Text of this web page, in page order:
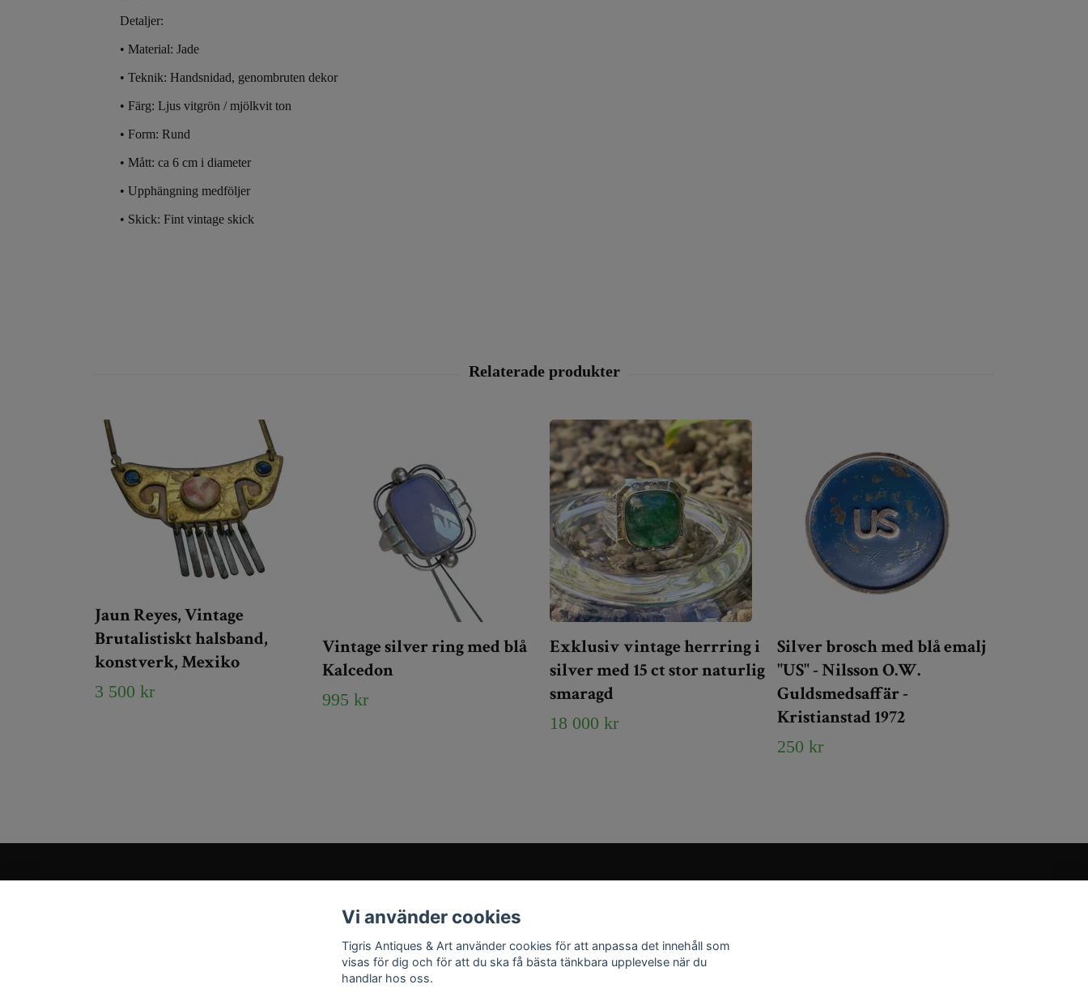
Detaljer:
• Material: Jade
• Teknik: Handsnidad, genombruten dekor
• Färg: Ljus vitgrön / mjölkvit ton
• Form: Rund
• Mått: ca 6 cm i diameter
• Upphängning medföljer
• Skick: Fint vintage skick
Jaun Reyes, Vintage
Brutalistiskt halsband,
konstverk, Mexiko
3 500 kr
Vintage silver ring med blå
Kalcedon
995 kr
Exklusiv vintage herrring i
silver med 15 ct stor naturlig
smaragd
18 000 kr
Silver brosch med blå emalj
"US" - Nilsson O.W.
Guldsmedsaffär -
Kristianstad 1972
250 kr
Info@tigrisantiques.com
YouTube
Vi använder cookies
Tigris Antiques & Art använder cookies för att anpassa det innehåll som
visas för dig och för att du ska få bästa tänkbara upplevelse när du
handlar hos oss.